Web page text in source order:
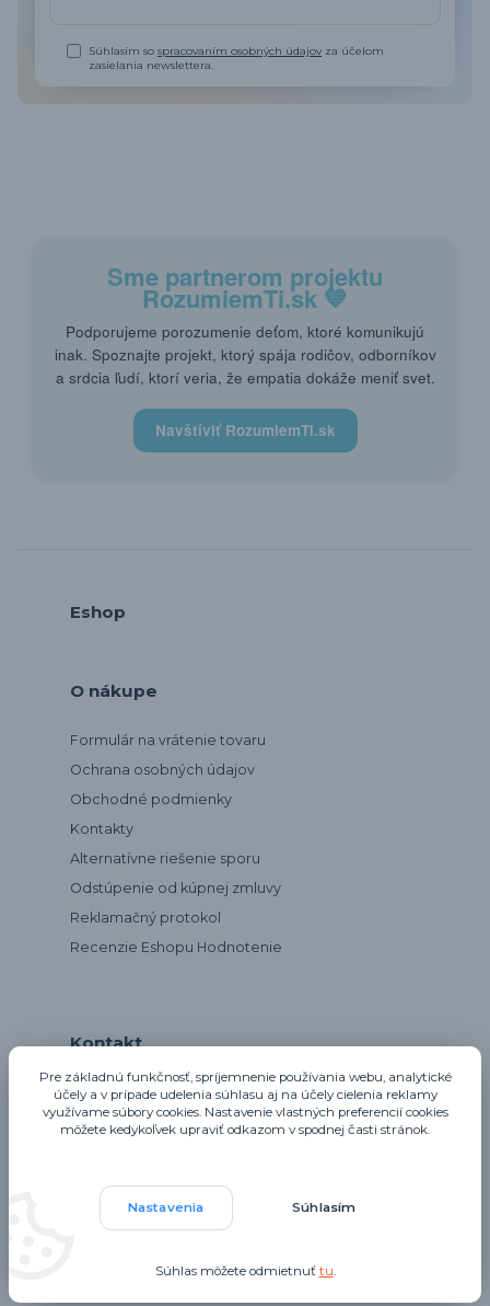
Súhlasím sospracovaním osobných údajov za účelom
zasielania newslettera.
Sme partnerom projektu
RozumiemTi.sk 💙
Podporujeme porozumenie deťom, ktoré komunikujú
inak. Spoznajte projekt, ktorý spája rodičov, odborníkov
a srdcia ľudí, ktorí veria, že empatia dokáže meniť svet.
Navštíviť RozumiemTi.sk
Eshop
O nákupe
Formulár na vrátenie tovaru
Ochrana osobných údajov
Obchodné podmienky
Kontakty
Alternatívne riešenie sporu
Odstúpenie od kúpnej zmluvy
Reklamačný protokol
Recenzie Eshopu Hodnotenie
Kontakt
notta@notta.sk
Upravit sběr cookies.
Pre základnú funkčnosť, spríjemnenie používania webu, analytické
účely a v prípade udelenia súhlasu aj na účely cielenia reklamy
využívame súbory cookies. Nastavenie vlastných preferencií cookies
môžete kedykoľvek upraviť odkazom v spodnej časti stránok.
Nastavenia Súhlasím
Súhlas môžete odmietnuť tu.